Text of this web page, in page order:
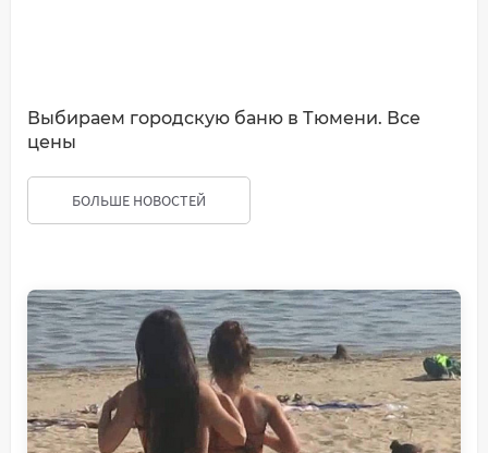
Выбираем городскую баню в Тюмени. Все
цены
БОЛЬШЕ НОВОСТЕЙ